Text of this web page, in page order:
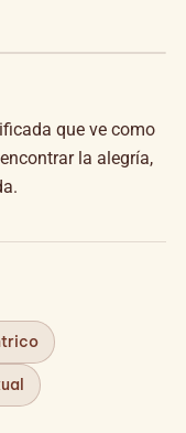
que ve como
la alegría,